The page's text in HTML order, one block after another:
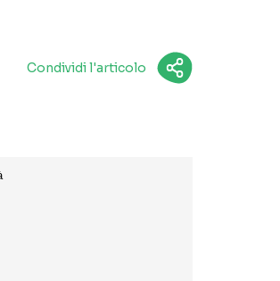
Condividi l'articolo